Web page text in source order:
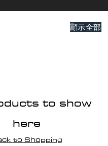
顯示全部
to show
here
to Shopping